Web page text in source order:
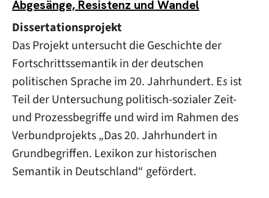
Abgesänge, Resistenz und Wandel
Dissertationsprojekt
Das Projekt untersucht die Geschichte der
Fortschrittssemantik in der deutschen
politischen Sprache im 20. Jahrhundert. Esist
Teil der Untersuchung politisch-sozialer Zeit-
und Prozessbegriffe und wird im Rahmen des
Verbundprojekts „Das 20. Jahrhundert in
Grundbegriffen. Lexikon zur historischen
Semantik in Deutschland“ gefördert.